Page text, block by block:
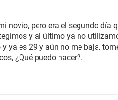
novio, pero era el segundo día
y al último ya no
ya es 29 y aún no me baja,
¿Qué puedo hacer?.